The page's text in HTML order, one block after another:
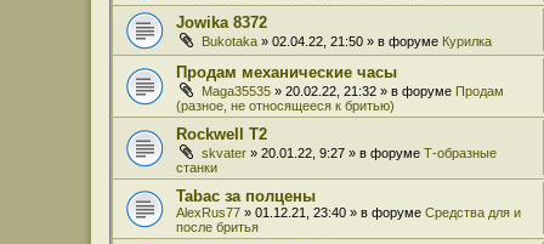
Jowika 8372
Bukotaka » 02.04.22, 21:50 » в форуме Курилка
Продам механические часы
Maga35535 » 20.02.22, 21:32 » в форуме Продам
(разное, не относящееся к бритью)
Rockwell T2
skvater » 20.01.22, 9:27 » в форуме Т-образные
станки
Tabac за полцены
AlexRus77 » 01.12.21, 23:40 » в форуме Средства для и
после бритья